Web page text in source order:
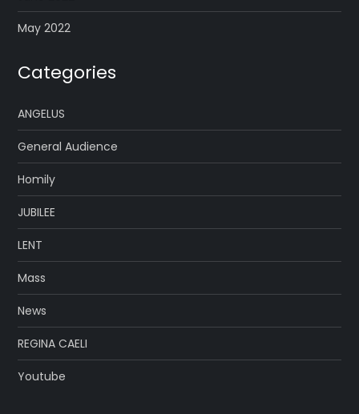
May 2022
Categories
ANGELUS
General Audience
Homily
JUBILEE
LENT
Mass
News
REGINA CAELI
Youtube